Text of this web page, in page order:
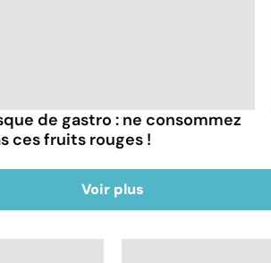
de gastro : ne consommez
ces fruits rouges !
Voir plus